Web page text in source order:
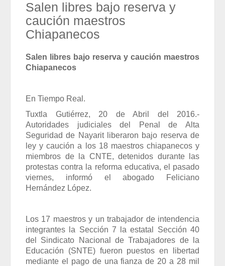
NEI inicia cadena de cambios entre exigencias de
transparencia y más espacios
2026-07-31
Edmundo Lazos Zuart, nuevo presidente del Club
Rotario Ejecutivo de San Cristóbal
2026-07-31
2026-07-31
NEI inicia cadena de cambios entre exigencias de
transparencia y más espacios
Salen libres bajo reserva y
caución maestros
Chiapanecos
Salen libres bajo reserva y caución maestros
Chiapanecos
En Tiempo Real.
Tuxtla Gutiérrez, 20 de Abril del 2016.-
Autoridades judiciales del Penal de Alta
Seguridad de Nayarit liberaron bajo reserva de
ley y caución a los 18 maestros chiapanecos y
miembros de la CNTE, detenidos durante las
protestas contra la reforma educativa, el pasado
viernes, informó el abogado Feliciano
Hernández López.
Los 17 maestros y un trabajador de intendencia
integrantes la Sección 7 la estatal Sección 40
del Sindicato Nacional de Trabajadores de la
Educación (SNTE) fueron puestos en libertad
mediante el pago de una fianza de 20 a 28 mil